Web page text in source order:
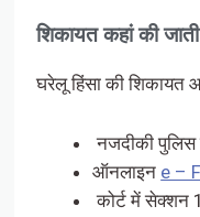
शिकायत कहां की
घरेलू हिंसा की
नजदीकी
ऑनलाइन e –
कोर्ट में सेक्शन